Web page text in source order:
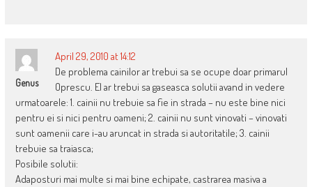
Genus
April 29, 2010 at 14:12
De problema cainilor ar trebui sa se ocupe doar primarul
Oprescu. El ar trebui sa gaseasca solutii avand in vedere
urmatoarele: 1. cainii nu trebuie sa fie in strada – nu este bine nici
pentru ei si nici pentru oameni; 2. cainii nu sunt vinovati – vinovati
sunt oamenii care i-au aruncat in strada si autoritatile; 3. cainii
trebuie sa traiasca;
Posibile solutii:
Adaposturi mai multe si mai bine echipate, castrarea masiva a